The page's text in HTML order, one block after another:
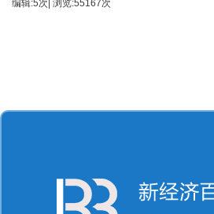
编辑:5次| 浏览:55167次